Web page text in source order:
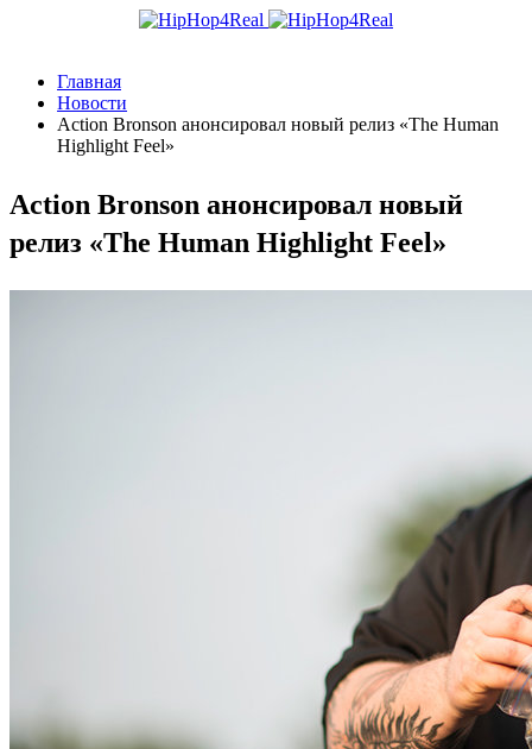
Главная
Новости
Action Bronson анонсировал новый релиз «The Human
Highlight Feel»
Action Bronson анонсировал новый
релиз «The Human Highlight Feel»